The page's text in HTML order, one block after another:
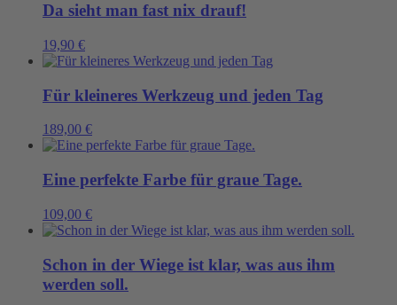
Da sieht man fast nix drauf!
19,90 €
Für kleineres Werkzeug und jeden Tag
189,00 €
Eine perfekte Farbe für graue Tage.
109,00 €
Schon in der Wiege ist klar, was aus ihm
werden soll.